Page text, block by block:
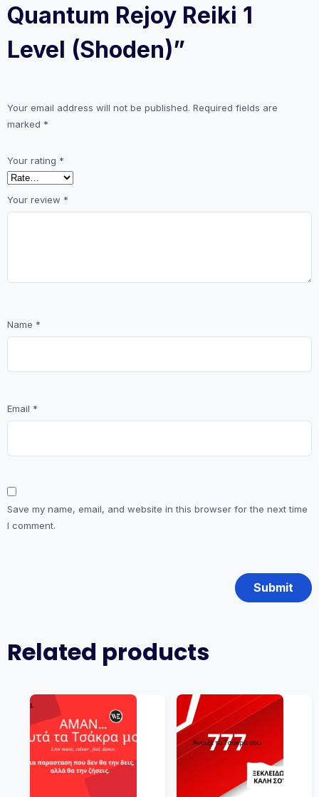
Quantum Rejoy Reiki 1
Level (Shoden)”
Your email address will not be published. Required fields are
marked *
Your rating *
Your review *
Name *
Email *
Save my name, email, and website in this browser for the next time
I comment.
Related products